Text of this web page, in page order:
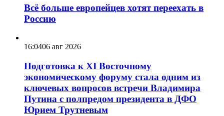
Всё больше европейцев хотят переехать в
Россию
16:0406 авг 2026
Подготовка к XI Восточному
экономическому форуму стала одним из
ключевых вопросов встречи Владимира
Путина с полпредом президента в ДФО
Юрием Трутневым